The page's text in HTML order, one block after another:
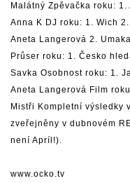
Malátný Zpěvačka roku:
Anna K DJ roku: 1. Wich
Aneta Langerová 2.
Průser roku: 1. Česko
Savka Osobnost roku: 1.
Aneta Langerová Film
Mistři Kompletní výsledky
zveřejněny v dubnovém
není Apríl!).
www.ocko.tv